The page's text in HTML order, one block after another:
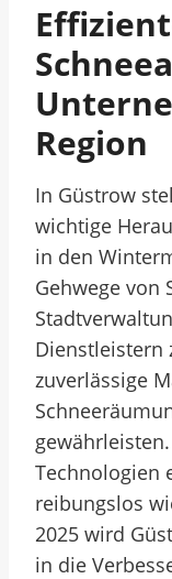
Region
In Güstrow
wichtige
in den
Gehwege von
Dienstleistern
zuverlässige
Technologien
reibungslos
2025 wird
in die